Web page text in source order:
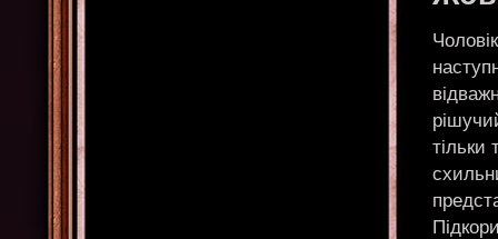
тільки